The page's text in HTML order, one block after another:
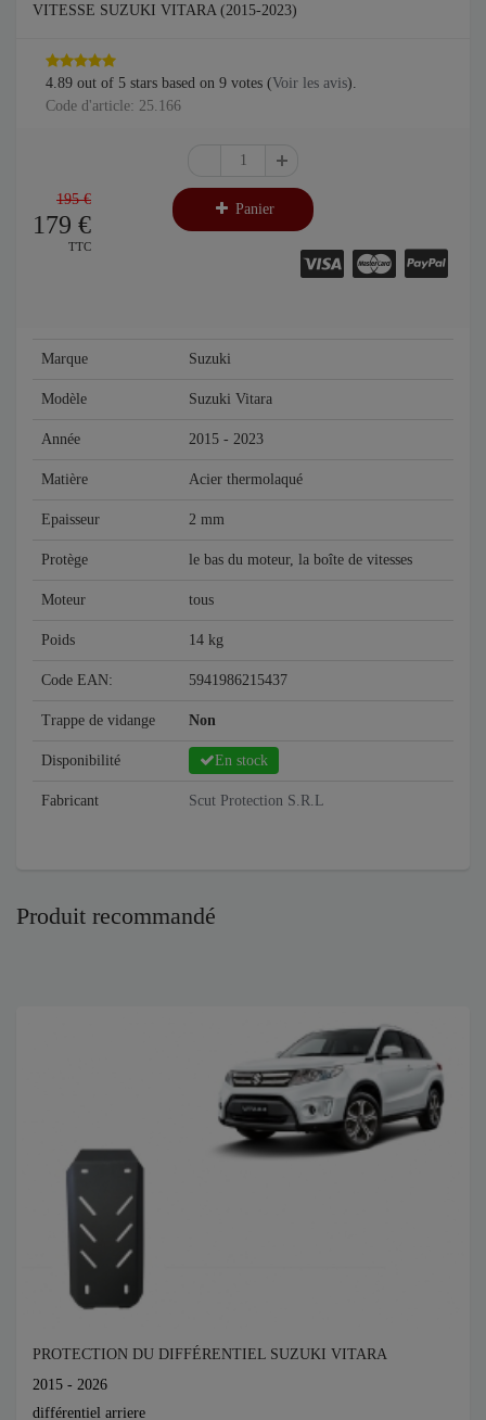
VITESSE SUZUKI VITARA (2015-2023)
4.89 out of 5 stars based on 9 votes (Voir les avis).
Code d'article: 25.166
195 €
179 €
TTC
Panier
Marque Suzuki
Modèle Suzuki Vitara
Année 2015 - 2023
Matière Acier thermolaqué
Epaisseur 2 mm
Protège le bas du moteur, la boîte de vitesses
Moteur tous
Poids 14 kg
Code EAN: 5941986215437
Trappe de vidange Non
Disponibilité En stock
Fabricant Scut Protection S.R.L
Produit recommandé
PROTECTION DU DIFFÉRENTIEL SUZUKI VITARA
2015 - 2026
différentiel arriere